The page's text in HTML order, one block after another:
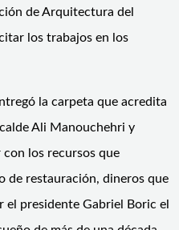
de Arquitectura del
los trabajos en los
la carpeta que acredita
Ali Manouchehri y
los recursos que
de restauración, dineros que
el presidente Gabriel Boric el